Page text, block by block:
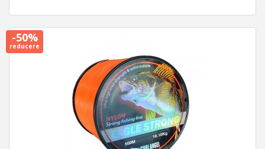
-50%
reducere